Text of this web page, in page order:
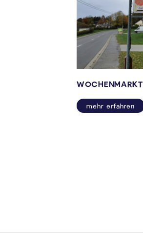
WOCHENMARKT
mehr erfahren